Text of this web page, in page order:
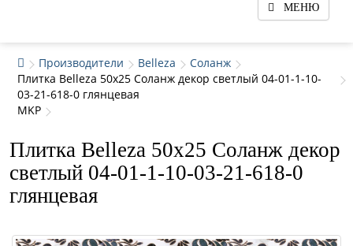
МЕНЮ
Производители Belleza
Соланж
Плитка Belleza 50x25 Соланж декор светлый 04-01-1-10-
03-21-618-0 глянцевая
MKP
Плитка Belleza 50x25 Соланж декор
светлый 04-01-1-10-03-21-618-0
глянцевая